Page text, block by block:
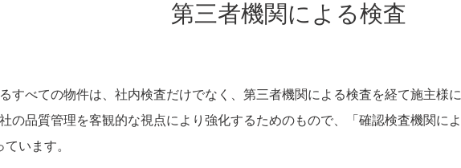
第三者機関による検査
すべての物件は、社内検査だけでなく、第三者機関による検査を経て施主様に
の品質管理を客観的な視点により強化するためのもので、「確認検査機関によ
います。